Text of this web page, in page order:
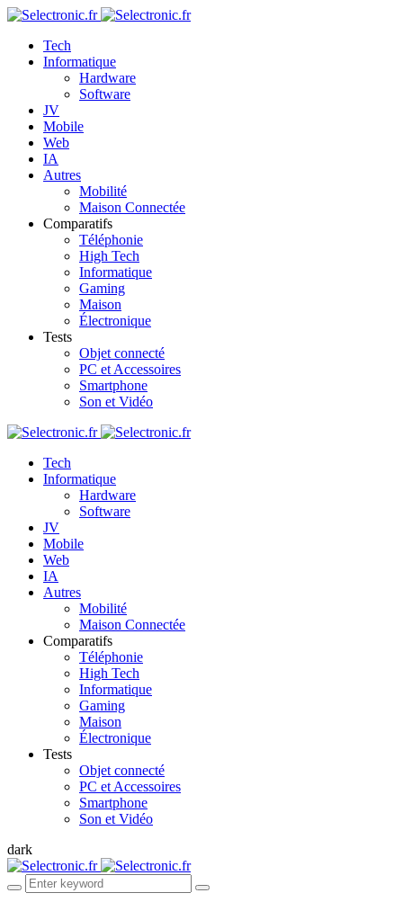
Tech
Informatique
Hardware
Software
JV
Mobile
Web
IA
Autres
Mobilité
Maison Connectée
Comparatifs
Téléphonie
High Tech
Informatique
Gaming
Maison
Électronique
Tests
Objet connecté
PC et Accessoires
Smartphone
Son et Vidéo
Tech
Informatique
Hardware
Software
JV
Mobile
Web
IA
Autres
Mobilité
Maison Connectée
Comparatifs
Téléphonie
High Tech
Informatique
Gaming
Maison
Électronique
Tests
Objet connecté
PC et Accessoires
Smartphone
Son et Vidéo
dark